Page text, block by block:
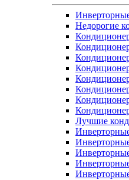
Недорогие
Лучшие